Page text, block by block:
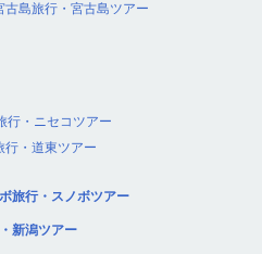
古島旅行・宮古島ツアー
行・ニセコツアー
行・道東ツアー
旅行・スノボツアー
新潟ツアー